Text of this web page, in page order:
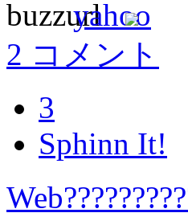
2 コメント
3
Sphinn It!